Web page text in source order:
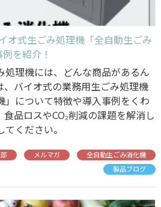
オ式生ごみ処理機「全自動生ごみ
を紹介！
処理機には、どんな商品があるん
、バイオ式の業務用生ごみ処理機
」について特徴や導入事例をくわ
食品ロスやCO₂削減の課題を解消し
ください。
メルマガ
全自動生ごみ消化機
製品ブログ